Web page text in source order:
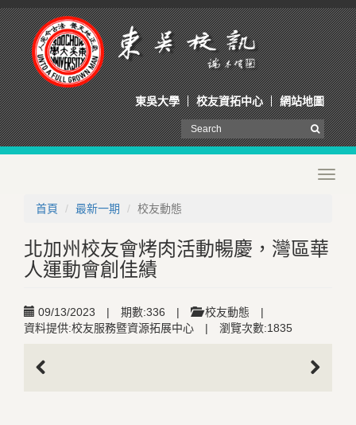
東吳大學 校友資拓中心 網站地圖
首頁
最新一期 校友動態
北加州校友會烤肉活動暢慶，灣區華
人運動會創佳績
09/13/2023 | 期數:336 | 校友動態
|
資料提供:校友服務暨資源拓展中心
| 瀏覽次數:1835